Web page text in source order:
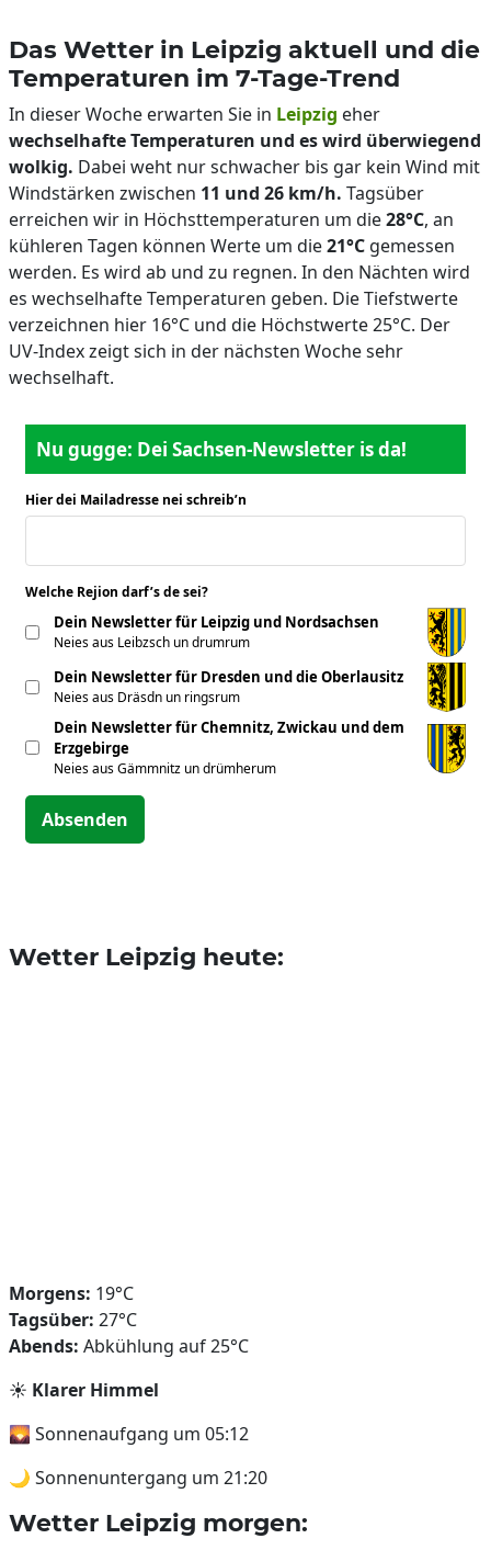
Das Wetter in Leipzig aktuell und die
Temperaturen im 7-Tage-Trend
In dieser Woche erwarten Sie in Leipzig eher
wechselhafte Temperaturen und es wird überwiegend
wolkig. Dabei weht nur schwacher bis gar kein Wind mit
Windstärken zwischen 11 und 26 km/h. Tagsüber
erreichen wir in Höchsttemperaturen um die28°C, an
kühleren Tagen können Werte um die21°C gemessen
werden. Es wird ab und zu regnen. In den Nächten wird
es wechselhafte Temperaturen geben. Die Tiefstwerte
verzeichnen hier 16°C und die Höchstwerte 25°C. Der
UV-Index zeigt sich in der nächsten Woche sehr
wechselhaft.
Nu gugge: Dei Sachsen-Newsletter is da!
Hier dei Mailadresse nei schreib’n
Welche Rejion darf’s de sei?
Dein Newsletter für Leipzig und Nordsachsen
Neies aus Leibzsch un drumrum
Dein Newsletter für Dresden und die Oberlausitz
Neies aus Dräsdn un ringsrum
Dein Newsletter für Chemnitz, Zwickau und dem
Erzgebirge
Neies aus Gämmnitz un drümherum
Absenden
Wetter Leipzig heute:
Morgens: 19°C
Tagsüber: 27°C
Abends: Abkühlung auf 25°C
☀️ Klarer Himmel
🌄 Sonnenaufgang um 05:12
🌙 Sonnenuntergang um 21:20
Wetter Leipzig morgen: